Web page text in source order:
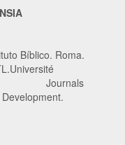
Bíblico. Roma.
Journals